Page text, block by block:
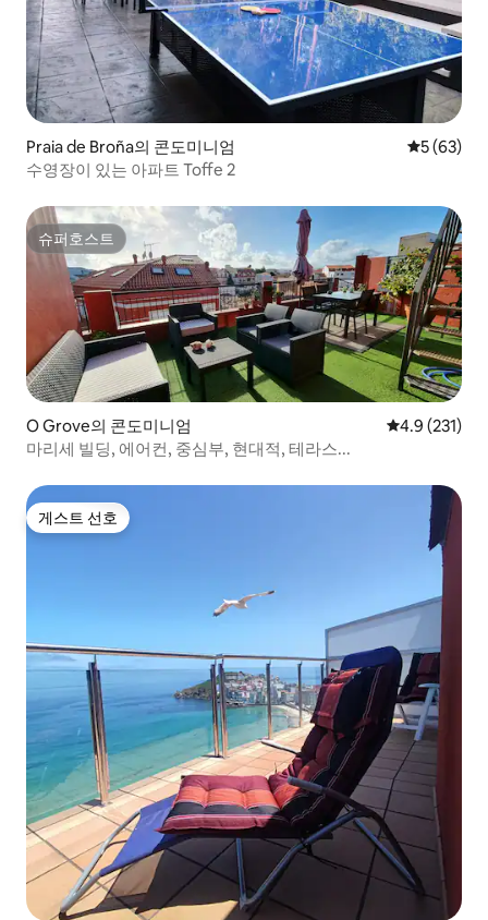
Praia de Broña의 콘도미니엄 평점 5점(5
5 (63)
수영장이 있는 아파트 Toffe 2
슈퍼호스트
슈퍼호스트
O Grove의 콘도미니엄 평점 4.9점(5
4.9 (231)
마리세 빌딩, 에어컨, 중심부, 현대적, 테라스...
게스트 선호
게스트 선호